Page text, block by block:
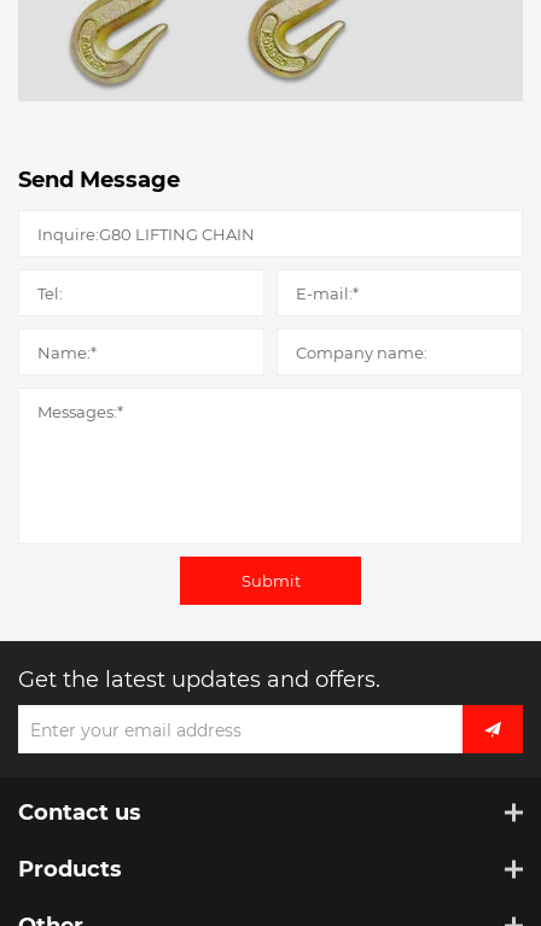
Send Message
Submit
Get the latest updates and offers.
Contact us
Products